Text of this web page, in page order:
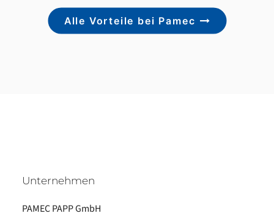
Alle Vorteile bei Pamec
Unternehmen
PAMEC PAPP GmbH